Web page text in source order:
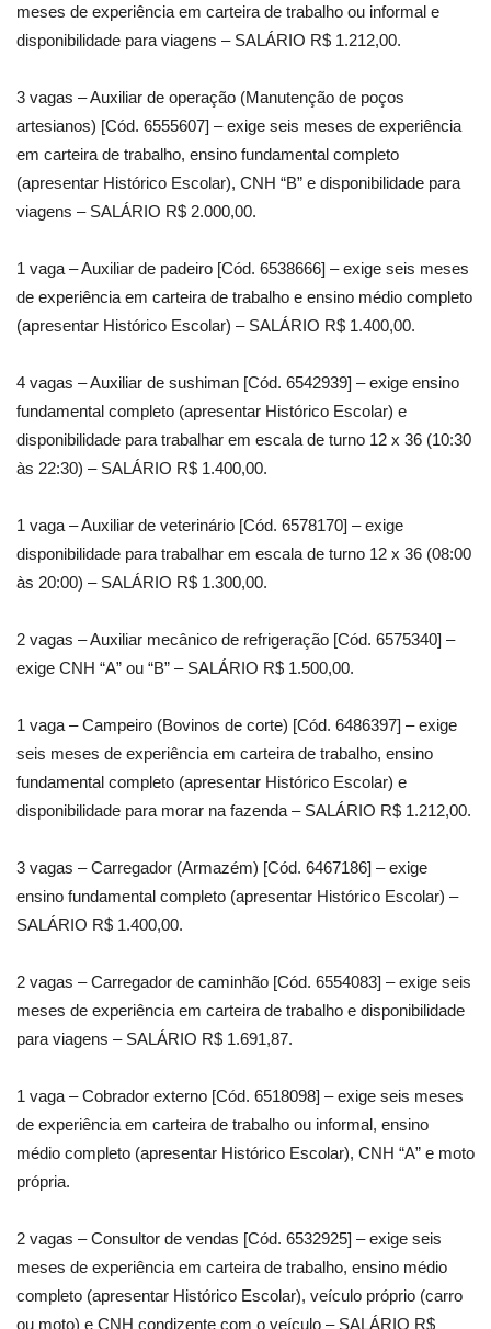
meses de experiência em carteira de trabalho ou informal e
disponibilidade para viagens – SALÁRIO R$ 1.212,00.
3 vagas – Auxiliar de operação (Manutenção de poços
artesianos) [Cód. 6555607] – exige seis meses de experiência
em carteira de trabalho, ensino fundamental completo
(apresentar Histórico Escolar), CNH “B” e disponibilidade para
viagens – SALÁRIO R$ 2.000,00.
1 vaga – Auxiliar de padeiro [Cód. 6538666] – exige seis meses
de experiência em carteira de trabalho e ensino médio completo
(apresentar Histórico Escolar) – SALÁRIO R$ 1.400,00.
4 vagas – Auxiliar de sushiman [Cód. 6542939] – exige ensino
fundamental completo (apresentar Histórico Escolar) e
disponibilidade para trabalhar em escala de turno 12 x 36 (10:30
às 22:30) – SALÁRIO R$ 1.400,00.
1 vaga – Auxiliar de veterinário [Cód. 6578170] – exige
disponibilidade para trabalhar em escala de turno 12 x 36 (08:00
às 20:00) – SALÁRIO R$ 1.300,00.
2 vagas – Auxiliar mecânico de refrigeração [Cód. 6575340] –
exige CNH “A” ou “B” – SALÁRIO R$ 1.500,00.
1 vaga – Campeiro (Bovinos de corte) [Cód. 6486397] – exige
seis meses de experiência em carteira de trabalho, ensino
fundamental completo (apresentar Histórico Escolar) e
disponibilidade para morar na fazenda – SALÁRIO R$ 1.212,00.
3 vagas – Carregador (Armazém) [Cód. 6467186] – exige
ensino fundamental completo (apresentar Histórico Escolar) –
SALÁRIO R$ 1.400,00.
2 vagas – Carregador de caminhão [Cód. 6554083] – exige seis
meses de experiência em carteira de trabalho e disponibilidade
para viagens – SALÁRIO R$ 1.691,87.
1 vaga – Cobrador externo [Cód. 6518098] – exige seis meses
de experiência em carteira de trabalho ou informal, ensino
médio completo (apresentar Histórico Escolar), CNH “A” e moto
própria.
2 vagas – Consultor de vendas [Cód. 6532925] – exige seis
meses de experiência em carteira de trabalho, ensino médio
completo (apresentar Histórico Escolar), veículo próprio (carro
ou moto) e CNH condizente com o veículo – SALÁRIO R$